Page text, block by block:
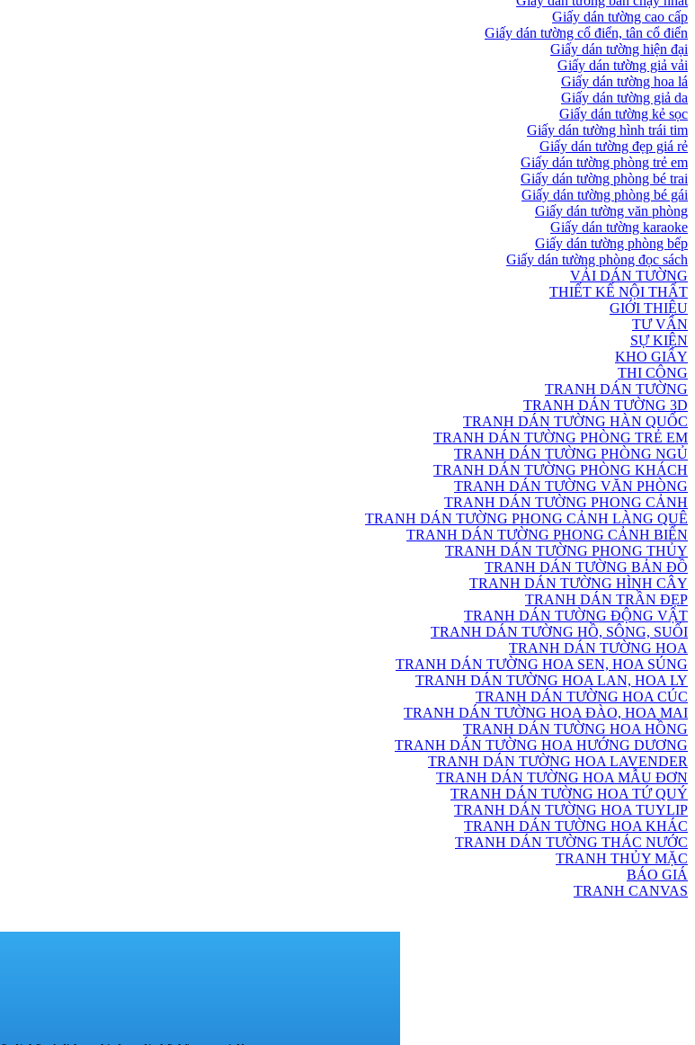
Giấy dán tường cao cấp
Giấy dán tường cổ điển, tân cổ điển
Giấy dán tường hiện đại
Giấy dán tường giả vải
Giấy dán tường hoa lá
Giấy dán tường giả da
Giấy dán tường kẻ sọc
Giấy dán tường hình trái tim
Giấy dán tường đẹp giá rẻ
Giấy dán tường phòng trẻ em
Giấy dán tường phòng bé trai
Giấy dán tường phòng bé gái
Giấy dán tường văn phòng
Giấy dán tường karaoke
Giấy dán tường phòng bếp
Giấy dán tường phòng đọc sách
VẢI DÁN TƯỜNG
THIẾT KẾ NỘI THẤT
GIỚI THIỆU
TƯ VẤN
SỰ KIỆN
KHO GIẤY
THI CÔNG
TRANH DÁN TƯỜNG
TRANH DÁN TƯỜNG 3D
TRANH DÁN TƯỜNG HÀN QUỐC
TRANH DÁN TƯỜNG PHÒNG TRẺ EM
TRANH DÁN TƯỜNG PHÒNG NGỦ
TRANH DÁN TƯỜNG PHÒNG KHÁCH
TRANH DÁN TƯỜNG VĂN PHÒNG
TRANH DÁN TƯỜNG PHONG CẢNH
TRANH DÁN TƯỜNG PHONG CẢNH LÀNG QUÊ
TRANH DÁN TƯỜNG PHONG CẢNH BIỂN
TRANH DÁN TƯỜNG PHONG THỦY
TRANH DÁN TƯỜNG BẢN ĐỒ
TRANH DÁN TƯỜNG HÌNH CÂY
TRANH DÁN TRẦN ĐẸP
TRANH DÁN TƯỜNG ĐỘNG VẬT
TRANH DÁN TƯỜNG HỒ, SÔNG, SUỐI
TRANH DÁN TƯỜNG HOA
TRANH DÁN TƯỜNG HOA SEN, HOA SÚNG
TRANH DÁN TƯỜNG HOA LAN, HOA LY
TRANH DÁN TƯỜNG HOA CÚC
TRANH DÁN TƯỜNG HOA ĐÀO, HOA MAI
TRANH DÁN TƯỜNG HOA HỒNG
TRANH DÁN TƯỜNG HOA HƯỚNG DƯƠNG
TRANH DÁN TƯỜNG HOA LAVENDER
TRANH DÁN TƯỜNG HOA MẪU ĐƠN
TRANH DÁN TƯỜNG HOA TỨ QUÝ
TRANH DÁN TƯỜNG HOA TUYLIP
TRANH DÁN TƯỜNG HOA KHÁC
TRANH DÁN TƯỜNG THÁC NƯỚC
TRANH THỦY MẶC
BÁO GIÁ
TRANH CANVAS